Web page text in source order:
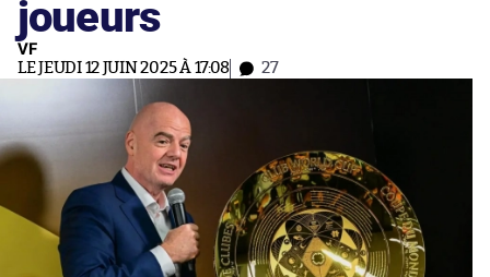
joueurs
VF
LE JEUDI 12 JUIN 2025 À 17:08 27